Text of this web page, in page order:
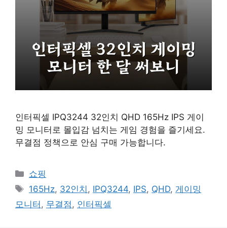
인터픽셀 IPQ3244 32인치 QHD 165Hz IPS 게이
밍 모니터로 몰입감 넘치는 게임 경험을 즐기세요.
무결점 정책으로 안심 구매 가능합니다.
카
테
리
쇼핑
태
그
165Hz, 32인치 , IPQ3244, IPS, QHD, 게이밍
모니터 , 무결점 , 인터픽셀